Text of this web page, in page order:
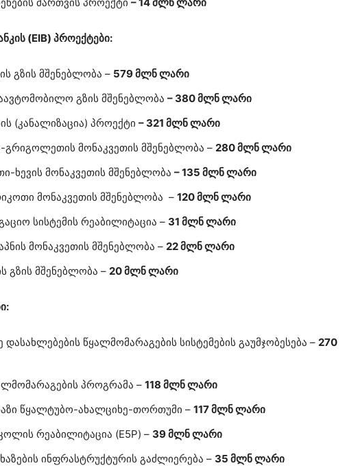
(EIB) პროექტები:
გზის მშენებლობა – 579 მლნ ლარი
გზის მშენებლობა – 380 მლნ ლარი
(კანალიზაცია) პროექტი – 321 მლნ ლარი
გრიგოლეთის მონაკვეთის მშენებლობა – 280 მლნ ლარი
ხევის მონაკვეთის მშენებლობა – 135 მლნ ლარი
მონაკვეთის მშენებლობა – 120 მლნ ლარი
სისტემის რეაბილიტაცია – 31 მლნ ლარი
მონაკვეთის მშენებლობა – 22 მლნ ლარი
მშენებლობა – 20 მლნ ლარი
დასახლებების წყალმომარაგების სისტემების გაუმჯობესება – 270
პროგრამა – 118 მლნ ლარი
წყალტუბო-ახალციხე-თორთუმი – 117 მლნ ლარი
რეაბილიტაცია (E5P) – 39 მლნ ლარი
ინფრასტრუქტურის გაძლიერება – 35 მლნ ლარი